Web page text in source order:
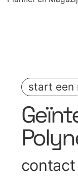
start een
contact